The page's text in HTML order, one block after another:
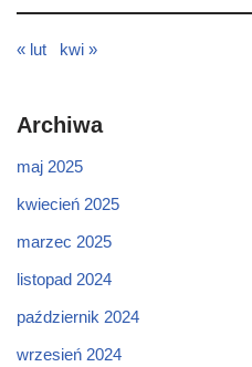
« lut kwi »
Archiwa
maj 2025
kwiecień 2025
marzec 2025
listopad 2024
październik 2024
wrzesień 2024